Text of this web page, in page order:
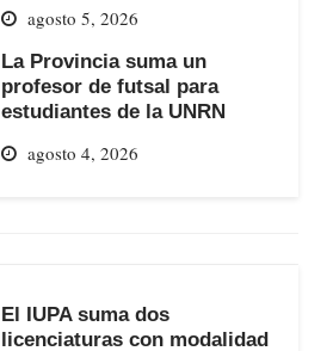
agosto 5, 2026
La Provincia suma un
profesor de futsal para
estudiantes de la UNRN
agosto 4, 2026
El IUPA suma dos
licenciaturas con modalidad